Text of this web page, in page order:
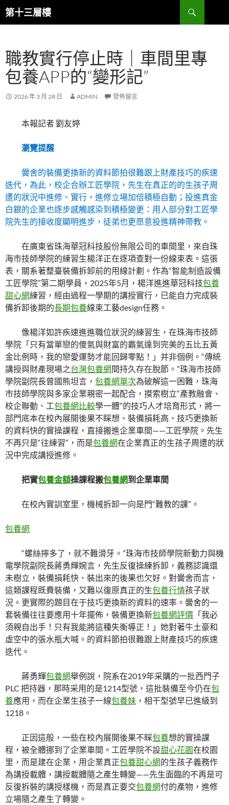
跳
至
內
容
第十三層樓
搜
尋
職教實行停止時｜車間里專
包養APP的“變形記”
2026 年 3 月 28 日 ADMIN 發佈留言
本報記者 劉友婷
瀏覽提醒
黌舍的裝備更換新的資料節拍很難跟上財產技巧的疾速
迭代，為此，校企合辦工匠學院，先生在真正的的生孩子周
遭的狀況中進修、實行，進修立場加倍積極自動；投進真金
白銀的企業也逐步感觸感染到積極變更：用人部分對工匠學
院先生的接收度顯明進步，徒弟也更愿意投進精神帶教。
在廣東省珠海華冠科技股份無限公司的車間里，來自珠
海市技師學院的練習生楊洋正在逐項查對一份線束表。這張
表，關系著整臺裝備拆卸前的用線計劃。作為“智能制造設備
工匠學院”第二期學員，2025年5月，楊洋進進華冠科技包養
甜心網練習，經由過程一學期的講授實行，已能自力完成裝
備拆卸後期的長期包養線束工藝design任務。
像楊洋如許疾速進進職位狀況的練習生，在珠海市技師
學院「只有當單戀的傻氣與財富的霸氣達到完美的五比五黃
金比例時，我的戀愛運勢才能回歸零點！」并非個例。“傳統
講授與財產現場之台灣包養網間持久存在脫節。”珠海市技師
學院副院長曾國熊坦言， 包養網單次為破解這一困難，珠海
市技師學院與多家企業親密一起配合，摸索樹立“產教融會、
校企聯動、工包養網比較學一體”的技巧人才培育形式，將一
部門底本在校內展開後果不睬想、裝備損耗高、技巧更換新
的資料快的實操課程，直接搬進企業車間——工匠學院。先生
不再只是“往練習”，而是包養網在企業真正的生孩子周遭的狀
況中完成講授進修。
把實包養金額操課程搬包養網到企業車間
在校內實訓室里，機械拆卸一向是門“難教的課”。
包養網
“螺絲擰多了，就不難滑牙。”珠海市技師學院新動力與機
電學院副院長蔣勇輝婉言，先生反復操練拆卸，義務認識還
未樹立，裝備損耗快、裝出來的後果也欠好。對黌舍而言，
這類課程既費裝備，又難以復原真正的生包養行情孩子狀
況。更實際的題目在于技巧更換新的資料的速率。黌舍的一
套裝備往往要應用十年擺佈，裝備更換新包養網評價 「我必
須親自出手！只有我能將這種失衡導正！」她對著牛土豪和
虛空中的張水瓶大喊。的資料節拍很難跟上財產技巧的疾速
迭代。
蔣勇輝包養網舉例說，院系在2019年采購的一批西門子
PLC 把持器，那時采用的是1214型號，這批裝備至今仍在包
養應用，而在企業生孩子一線包養妹 ，相干型號早已進級到
1218。
正因這般，一些在校內展開後果不睬包養想的實操課
程，被全體挪到了企業車間。工匠學院不設甜心花園在校園
里，而是建在企業，用企業真正包養甜心網的生孩子義務作
為講授載體，講授載體隨之產生轉變——先生面臨的不再是可
反復拆裝的講授樣機，而是真正要交包養網付的產物，進修
立場隨之產生了轉變。